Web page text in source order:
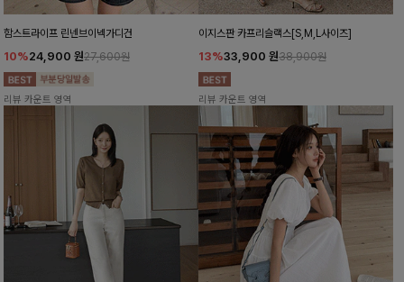
함스트라이프 린넨브이넥가디건
10%24,900 원27,600원
리뷰 카운트 영역
이지스판 카프리슬랙스[S,M,L사이즈]
13%33,900 원38,900원
리뷰 카운트 영역